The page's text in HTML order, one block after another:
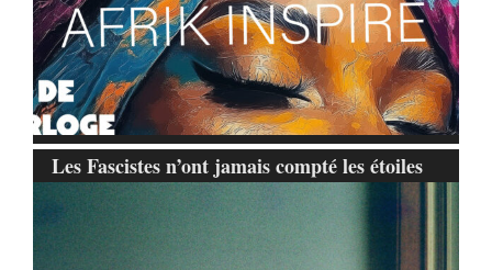
Les Fascistes n’ont jamais compté les étoiles